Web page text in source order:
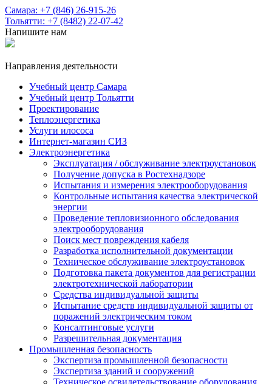
Самара: +7 (846) 26-915-26
Тольятти: +7 (8482) 22-07-42
Напишите нам
Направления деятельности
Учебный центр Самара
Учебный центр Тольятти
Проектирование
Теплоэнергетика
Услуги илососа
Интернет-магазин СИЗ
Электроэнергетика
Эксплуатация / обслуживание электроустановок
Получение допуска в Ростехнадзоре
Испытания и измерения электрооборудования
Контрольные испытания качества электрической
энергии
Проведение тепловизионного обследования
электрооборудования
Поиск мест повреждения кабеля
Разработка исполнительной документации
Техническое обслуживание электроустановок
Подготовка пакета документов для регистрации
электротехнической лаборатории
Средства индивидуальной защиты
Испытание средств индивидуальной защиты от
поражений электрическим током
Консалтинговые услуги
Разрешительная документация
Промышленная безопасность
Экспертиза промышленной безопасности
Экспертиза зданий и сооружений
Техническое освидетельствование оборудования,